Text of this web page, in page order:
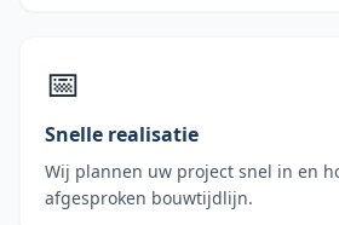
📅
Snelle realisatie
Wij plannen uw project snel in en
afgesproken bouwtijdlijn.